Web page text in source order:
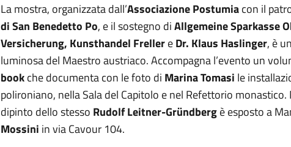
La mostra, organizzata dall’Associazione Postumiacon il
di San Benedetto Po, e il sostegno diAllgemeine Sparkasse
Versicherung, Kunsthandel FrellereDr. Klaus Haslinger, è
luminosa del Maestro austriaco. Accompagna l’evento un
bookche documenta con le foto di Marina Tomasi le
polironiano, nella Sala del Capitolo e nel Refettorio
dipinto dello stesso Rudolf Leitner-Gründbergè esposto a
Mossini in via Cavour 104.